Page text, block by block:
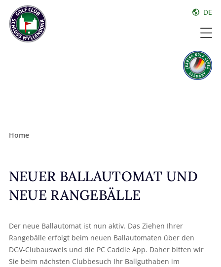
DE
Home
NEUER BALLAUTOMAT UND
NEUE RANGEBÄLLE
Der neue Ballautomat ist nun aktiv. Das Ziehen Ihrer
Rangebälle erfolgt beim neuen Ballautomaten über den
DGV-Clubausweis und die PC Caddie App. Daher bitten wir
Sie beim nächsten Clubbesuch Ihr Ballguthaben im